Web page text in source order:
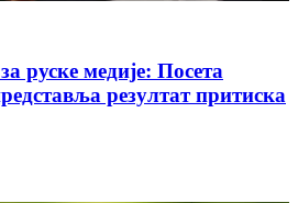
руске медије: Посета
резултат притиска